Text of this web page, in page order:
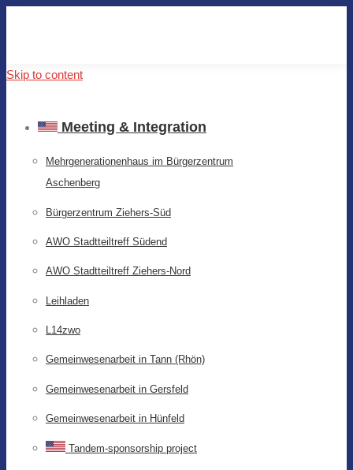
Skip to content
Meeting & Integration
Mehrgenerationenhaus im Bürgerzentrum
Aschenberg
Bürgerzentrum Ziehers-Süd
AWO Stadtteiltreff Südend
AWO Stadtteiltreff Ziehers-Nord
Leihladen
L14zwo
Gemeinwesenarbeit in Tann (Rhön)
Gemeinwesenarbeit in Gersfeld
Gemeinwesenarbeit in Hünfeld
Tandem-sponsorship project